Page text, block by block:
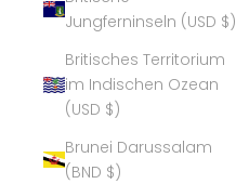
Jungferninseln (USD $)
Britisches Territorium
im Indischen Ozean
(USD $)
Brunei Darussalam
(BND $)